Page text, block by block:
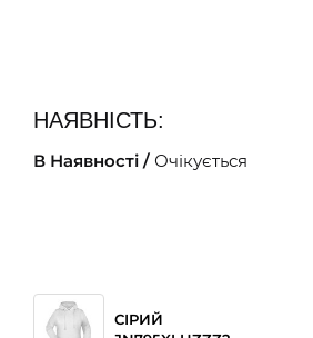
НАЯВНІСТЬ:
В Наявності / Очікується
СІРИЙ